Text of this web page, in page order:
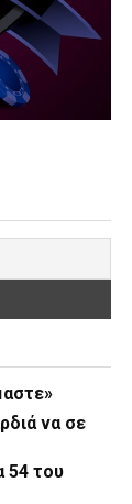
να σε
54 του